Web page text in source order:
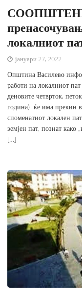
локалниот
јануари 27, 2022
Општина Василево
работи на локалниот
деновите четврток,
година) ќе има прекин
споменатиот локален
земјен пат, познат како
[…]